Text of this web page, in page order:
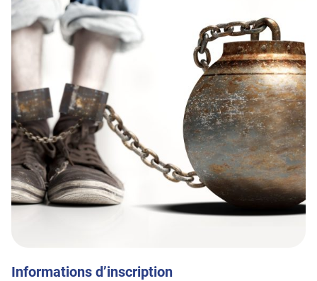
Informations d’inscription